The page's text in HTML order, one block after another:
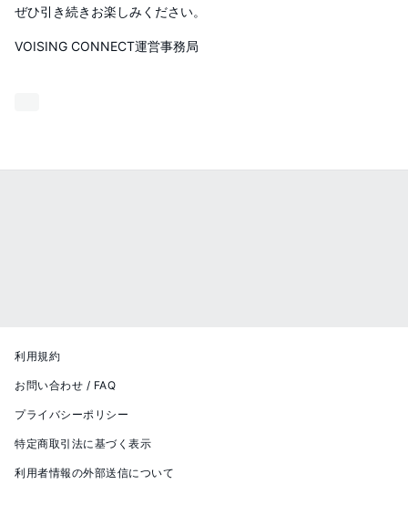
ぜひ引き続きお楽しみください。
VOISING CONNECT運営事務局
利用規約
お問い合わせ / FAQ
プライバシーポリシー
特定商取引法に基づく表示
利用者情報の外部送信について